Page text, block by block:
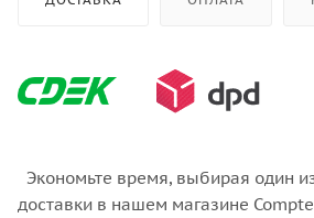
Экономьте время, выбирая один
доставки в нашем магазине